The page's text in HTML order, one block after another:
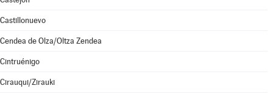
Castillonuevo
Cendea de Olza/Oltza Zendea
Cintruénigo
Cirauqui/Zirauki